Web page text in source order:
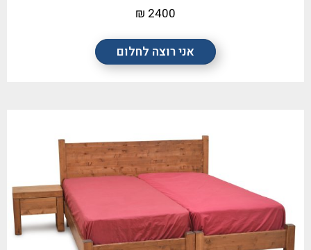
אני רוצה לחלום
2400 ₪